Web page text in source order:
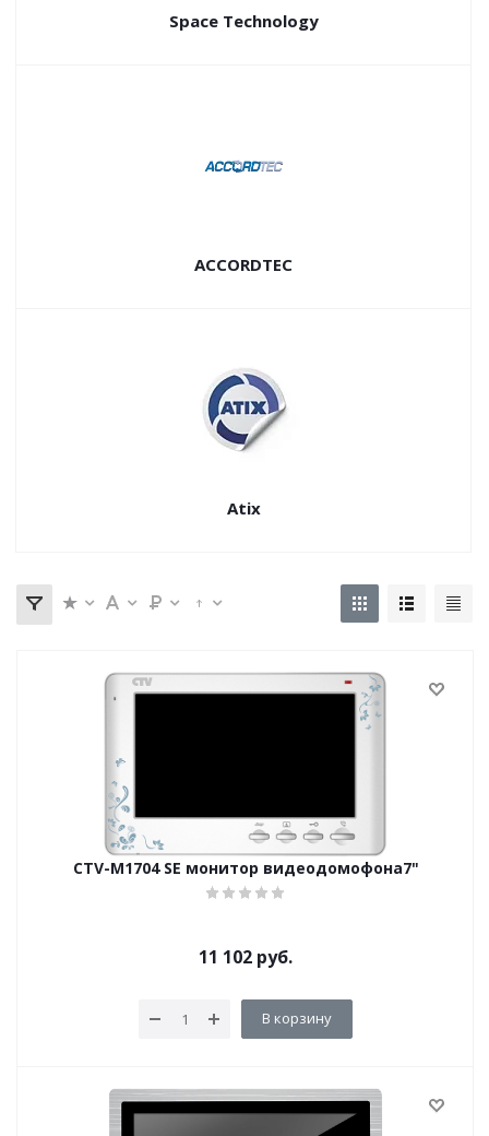
Space Technology
ACCORDTEC
Atix
CTV-M1704 SE монитор видеодомофона7"
11 102 руб.
В корзину